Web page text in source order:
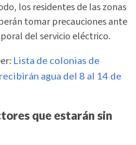
los residentes de las zonas
tomar precauciones ante
del servicio eléctrico.
Lista de colonias de
agua del 8 al 14 de
que estarán sin